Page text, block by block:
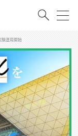
会員登録
験運用開始